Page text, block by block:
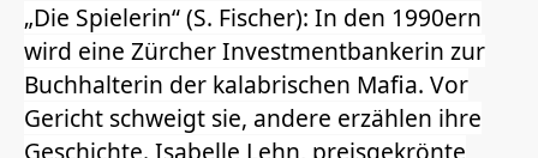
„Die Spielerin“ (S. Fischer): In den 1990ern
wird eine Zürcher Investmentbankerin zur
Buchhalterin der kalabrischen Mafia. Vor
Gericht schweigt sie, andere erzählen ihre
Geschichte. Isabelle Lehn, preisgekrönte